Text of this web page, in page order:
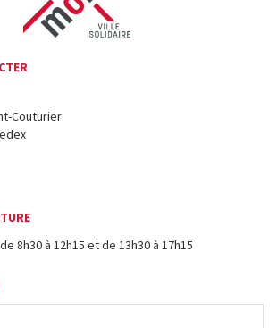
Couturier
8h30 à 12h15 et de 13h30 à 17h15